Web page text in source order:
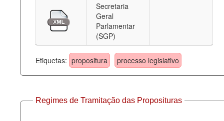
Secretaria
Geral
Parlamentar
(SGP)
Etiquetas: propositura processo legislativo
Regimes de Tramitação das Proposituras